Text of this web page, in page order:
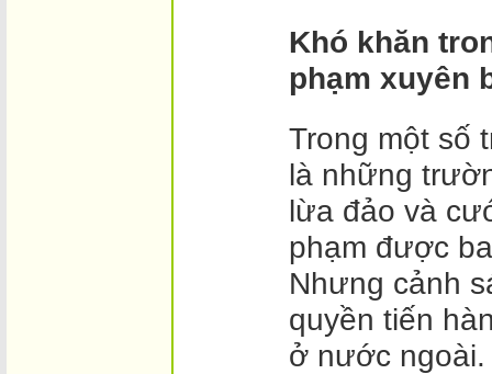
Khó khăn
phạm xuyên
Trong một số
là những
lừa đảo và
phạm được
Nhưng cảnh
quyền tiến
ở nước ngoài.